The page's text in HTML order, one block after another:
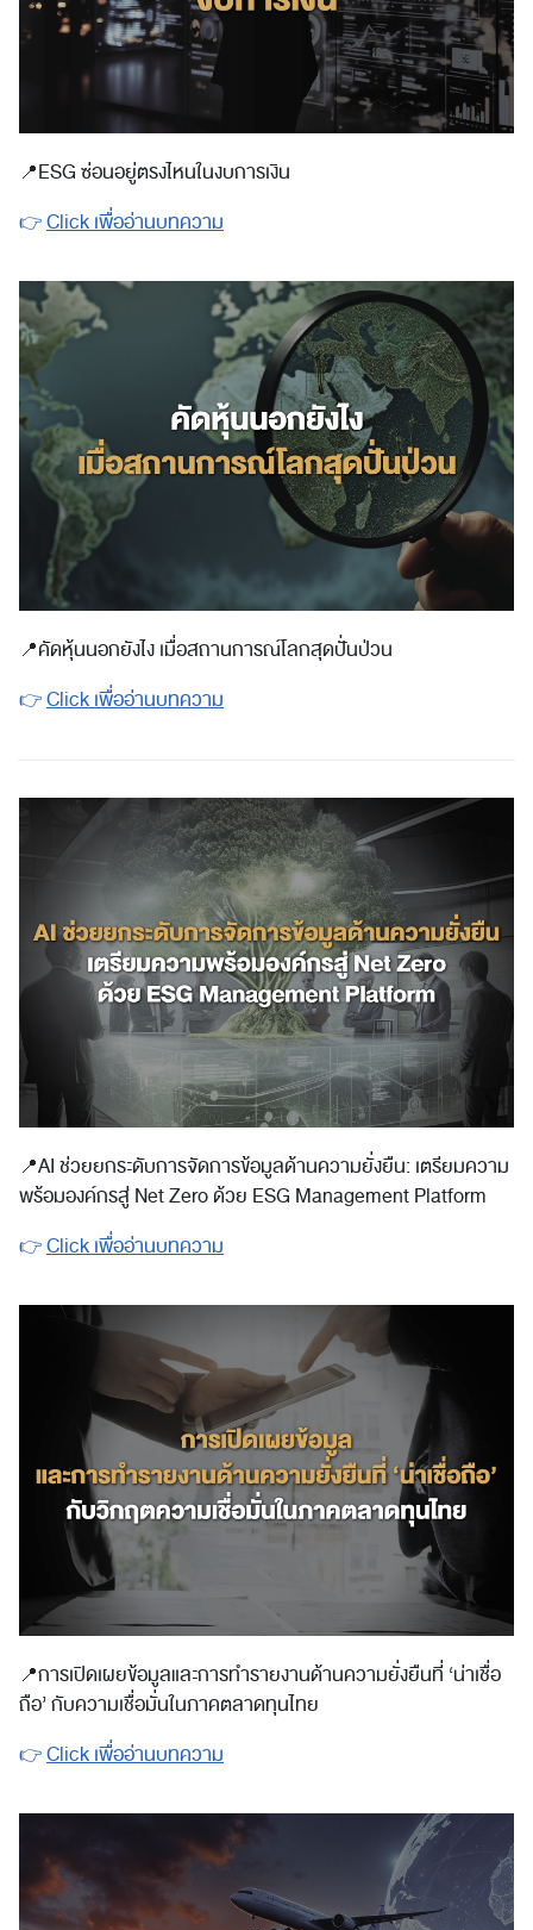
📍ESG ซ่อนอยู่ตรงไหนในงบการเงิน
👉Click เพื่ออ่านบทความ
📍คัดหุ้นนอกยังไง เมื่อสถานการณ์โลกสุดปั่นป่วน
👉Click เพื่ออ่านบทความ
📍AI ช่วยยกระดับการจัดการข้อมูลด้านความยั่งยืน: เตรียมความ
พร้อมองค์กรสู่ Net Zero ด้วย ESG Management Platform
👉Click เพื่ออ่านบทความ
📍การเปิดเผยข้อมูลและการทำรายงานด้านความยั่งยืนที่ ‘น่าเชื่อ
ถือ’ กับความเชื่อมั่นในภาคตลาดทุนไทย
👉Click เพื่ออ่านบทความ